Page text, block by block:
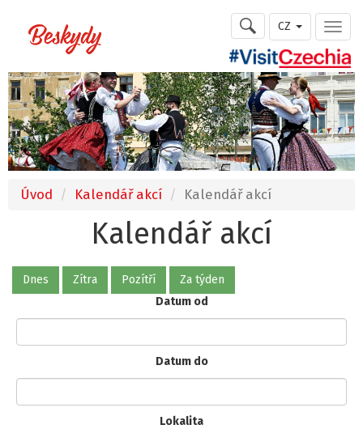
CZ
Úvod Kalendář akcí Kalendář akcí
Kalendář akcí
Dnes Zítra Pozítří
Za týden
Datum od
Datum do
Lokalita